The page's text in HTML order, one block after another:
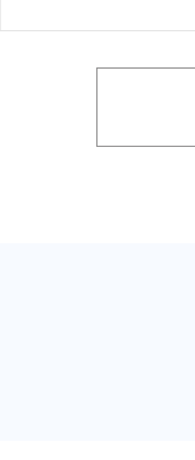
占有率。在策划时间
展示方案，以最